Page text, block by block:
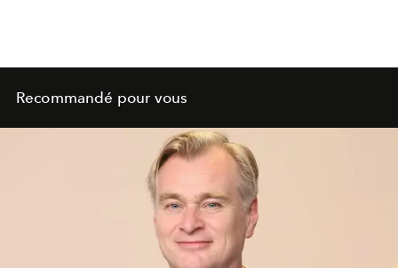
Recommandé pour vous